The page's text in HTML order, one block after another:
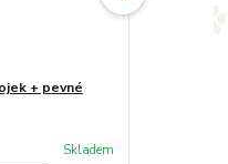
+ pevné
Skladem